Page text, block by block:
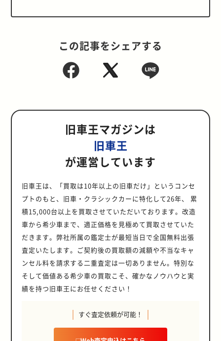
この記事をシェアする
旧車王マガジンは
旧車王
が運営しています
旧車王は、「買取は10年以上の旧車だけ」というコンセ
プトのもと、旧車・クラシックカーに特化して26年、 累
積15,000台以上を買取させていただいております。改造
車から希少車まで、適正価格を見極めて買取させていた
だきます。弊社所属の鑑定士が最短当日で全国無料出張
査定いたします。ご契約後の買取額の減額や不当なキャ
ンセル料を請求する二重査定は一切ありません。特別な
そして価値ある希少車の買取こそ、確かなノウハウと実
績を持つ旧車王にお任せください！
すぐ査定依頼が可能！